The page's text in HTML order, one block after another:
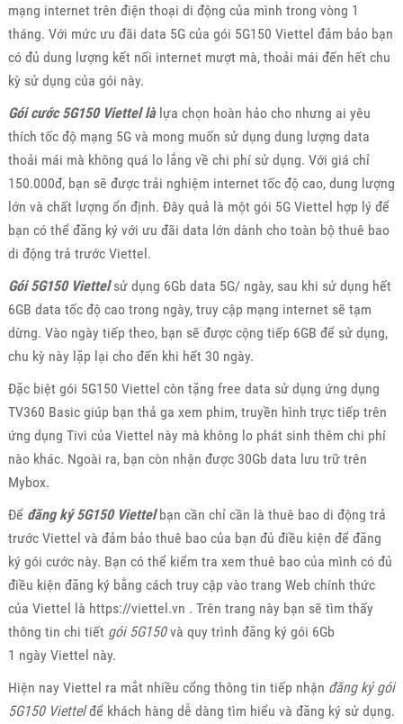
mạng internet trên điện thoại di động của mình trong vòng 1
tháng. Với mức ưu đãi data 5G của gói 5G150 Viettel đảm bảo bạn
có đủ dung lượng kết nối internet mượt mà, thoải mái đến hết chu
kỳ sử dụng của gói này.
Gói cước 5G150 Viettel làlựa chọn hoàn hảo cho nhưng ai yêu
thích tốc độ mạng 5G và mong muốn sử dụng dung lượng data
thoải mái mà không quá lo lắng về chi phí sử dụng. Với giá chỉ
150.000đ, bạn sẽ được trải nghiệm internet tốc độ cao, dung lượng
lớn và chất lượng ổn định. Đây quả là một gói 5G Viettel hợp lý để
bạn có thể đăng ký với ưu đãi data lớn dành cho toàn bộ thuê bao
di động trả trước Viettel.
Gói 5G150 Viettelsử dụng 6Gb data 5G/ ngày, sau khi sử dụng hết
6GB data tốc độ cao trong ngày, truy cập mạng internet sẽ tạm
dừng. Vào ngày tiếp theo, bạn sẽ được cộng tiếp 6GB để sử dụng,
chu kỳ này lặp lại cho đến khi hết 30 ngày.
Đặc biệt gói 5G150 Viettel còn tặng free data sử dụng ứng dụng
TV360 Basic giúp bạn thả ga xem phim, truyền hình trực tiếp trên
ứng dụng Tivi của Viettel này mà không lo phát sinh thêm chi phí
nào khác. Ngoài ra, bạn còn nhận được 30Gb data lưu trữ trên
Mybox.
Để đăng ký 5G150 Viettelbạn cần chỉ cần là thuê bao di động trả
trước Viettel và đảm bảo thuê bao của bạn đủ điều kiện để đăng
ký gói cước này. Bạn có thể kiểm tra xem thuê bao của mình có đủ
điều kiện đăng ký bằng cách truy cập vào trang Web chính thức
của Viettel là https://viettel.vn . Trên trang này bạn sẽ tìm thấy
thông tin chi tiết gói 5G150và quy trình đăng ký gói 6Gb
1 ngày Viettel này.
Hiện nay Viettel ra mắt nhiều cổng thông tin tiếp nhận đăng ký gói
5G150 Viettelđể khách hàng dễ dàng tìm hiểu và đăng ký sử dụng.